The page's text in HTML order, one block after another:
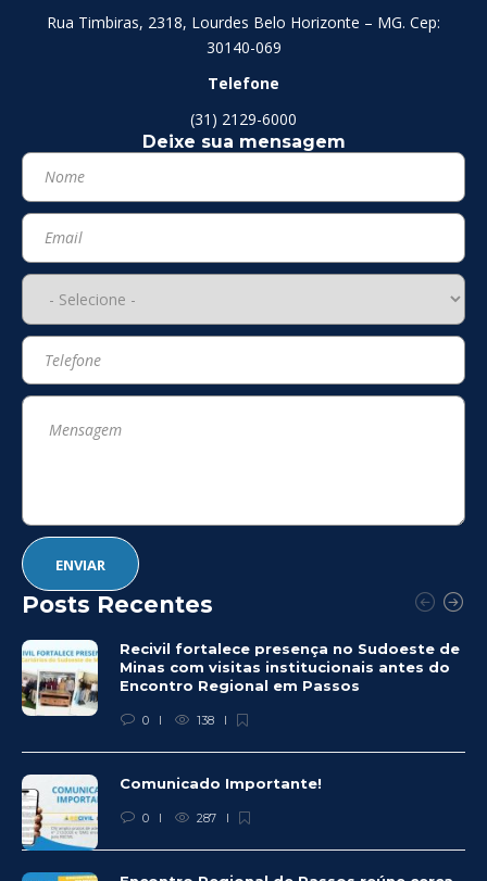
Rua Timbiras, 2318, Lourdes Belo Horizonte – MG. Cep:
30140-069
Telefone
(31) 2129-6000
Deixe sua mensagem
Posts Recentes
Recivil fortalece presença no Sudoeste de
Minas com visitas institucionais antes do
Encontro Regional em Passos
0 138
Comunicado Importante!
0 287